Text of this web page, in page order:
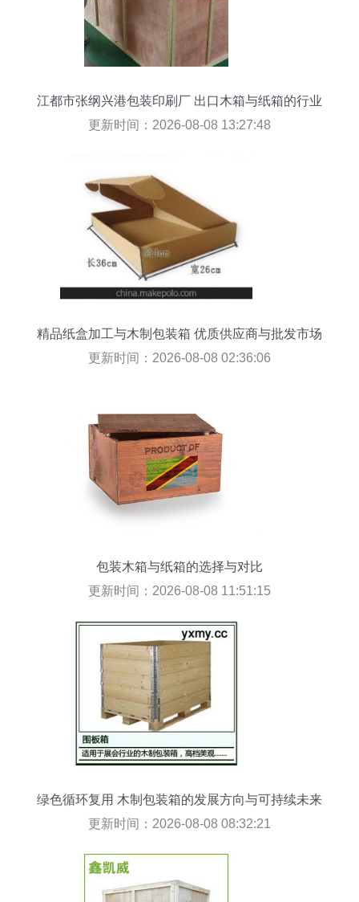
江都市张纲兴港包装印刷厂 出口木箱与纸箱的行业
标杆
更新时间：2026-08-08 13:27:48
精品纸盒加工与木制包装箱 优质供应商与批发市场
攻略
更新时间：2026-08-08 02:36:06
包装木箱与纸箱的选择与对比
更新时间：2026-08-08 11:51:15
绿色循环复用 木制包装箱的发展方向与可持续未来
更新时间：2026-08-08 08:32:21